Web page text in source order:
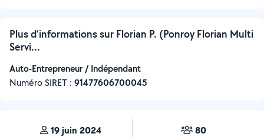
Plus d’informations sur Florian P. (Ponroy Florian Multi
Servi...
Auto-Entrepreneur / Indépendant
Numéro SIRET : ‍91477606700045
19 juin 2024 80